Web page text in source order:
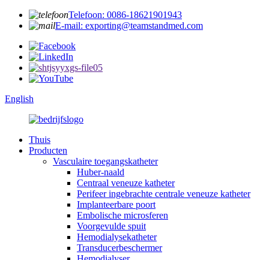
Telefoon: 0086-18621901943
E-mail: exporting@teamstandmed.com
English
Thuis
Producten
Vasculaire toegangskatheter
Huber-naald
Centraal veneuze katheter
Perifeer ingebrachte centrale veneuze katheter
Implanteerbare poort
Embolische microsferen
Voorgevulde spuit
Hemodialysekatheter
Transducerbeschermer